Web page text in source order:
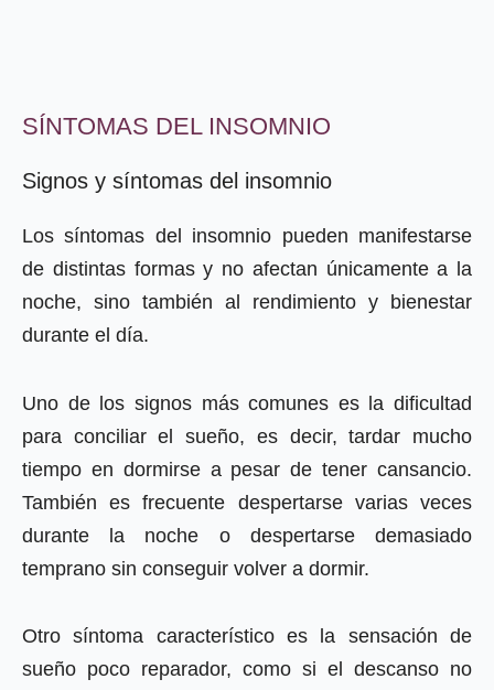
SÍNTOMAS DEL INSOMNIO
Signos y síntomas del insomnio
Los síntomas del insomnio pueden manifestarse
de distintas formas y no afectan únicamente a la
noche, sino también al rendimiento y bienestar
durante el día.
Uno de los signos más comunes es la dificultad
para conciliar el sueño, es decir, tardar mucho
tiempo en dormirse a pesar de tener cansancio.
También es frecuente despertarse varias veces
durante la noche o despertarse demasiado
temprano sin conseguir volver a dormir.
Otro síntoma característico es la sensación de
sueño poco reparador, como si el descanso no